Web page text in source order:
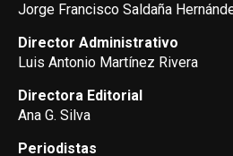
Jorge Francisco Saldaña
Director Administrativo
Luis Antonio Martínez Rivera
Directora Editorial
Ana G. Silva
Periodistas